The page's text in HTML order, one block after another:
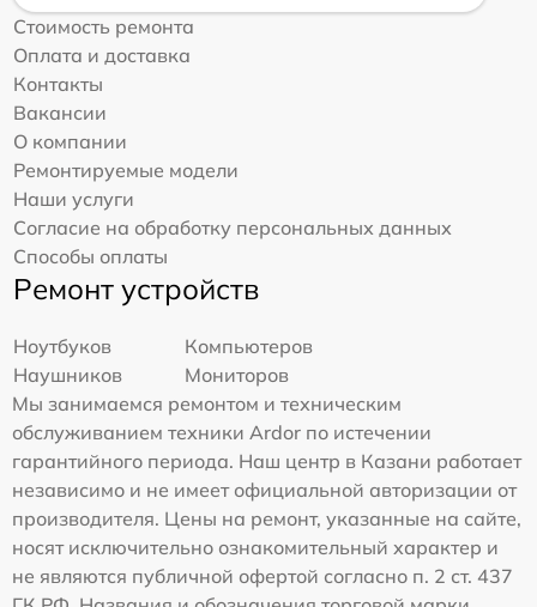
Стоимость ремонта
Оплата и доставка
Контакты
Вакансии
О компании
Ремонтируемые модели
Наши услуги
Согласие на обработку персональных данных
Способы оплаты
Ремонт устройств
Ноутбуков
Компьютеров
Наушников
Мониторов
Мы занимаемся ремонтом и техническим
обслуживанием техники Ardor по истечении
гарантийного периода. Наш центр в Казани работает
независимо и не имеет официальной авторизации от
производителя. Цены на ремонт, указанные на сайте,
носят исключительно ознакомительный характер и
не являются публичной офертой согласно п. 2 ст. 437